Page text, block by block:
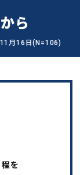
ら
月16日(N=106)
を